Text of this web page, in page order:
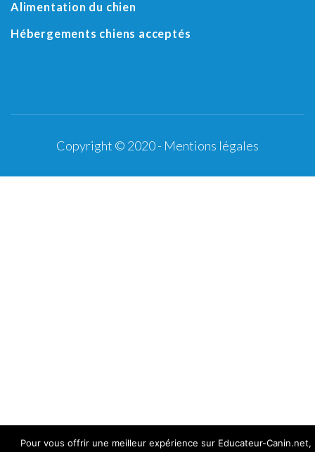
Alimentation du chien
Hébergements chiens acceptés
Copyright © 2020 - Mentions légales
Pour vous offrir une meilleur expérience sur Educateur-Canin.net,